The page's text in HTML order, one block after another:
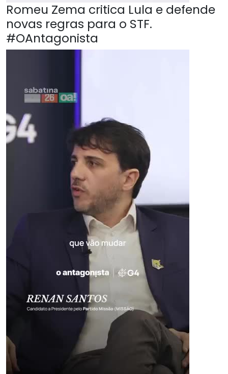
Romeu Zema critica Lula e defende
novas regras para o STF.
#OAntagonista